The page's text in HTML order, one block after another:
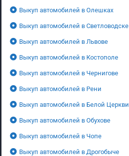
Выкуп автомобилей в Олешках
Выкуп автомобилей в Светловодске
Выкуп автомобилей в Львове
Выкуп автомобилей в Костополе
Выкуп автомобилей в Чернигове
Выкуп автомобилей в Рени
Выкуп автомобилей в Белой Церкви
Выкуп автомобилей в Обухове
Выкуп автомобилей в Чопе
Выкуп автомобилей в Дрогобыче